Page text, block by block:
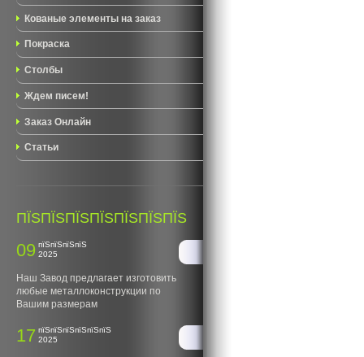
Кованые элементы на заказ
Покраска
Столбы
Ждем писем!
Заказ Онлайн
Статьи
ПЇЅПЇЅПЇЅПЇЅПЇЅПЇЅПЇЅ
09 пїЅпїЅпїЅпїЅ
2025
Наш Завод предлагает изготовить
любые металлоконструкции по
Вашим размерам
17 пїЅпїЅпїЅпїЅпїЅпїЅ
2025